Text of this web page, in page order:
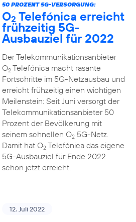
50 PROZENT 5G-VERSORGUNG:
O2 Telefónica erreicht
frühzeitig 5G-
Ausbauziel für 2022
Der Telekommunikationsanbieter
O2Telefónica macht rasante
Fortschritte im 5G-Netzausbau und
erreicht frühzeitig einen wichtigen
Meilenstein: Seit Juni versorgt der
Telekommunikationsanbieter 50
Prozent der Bevölkerung mit
seinem schnellen O25G-Netz.
Damit hat O2Telefónica das eigene
5G-Ausbauziel für Ende 2022
schon jetzt erreicht.
12. Juli 2022